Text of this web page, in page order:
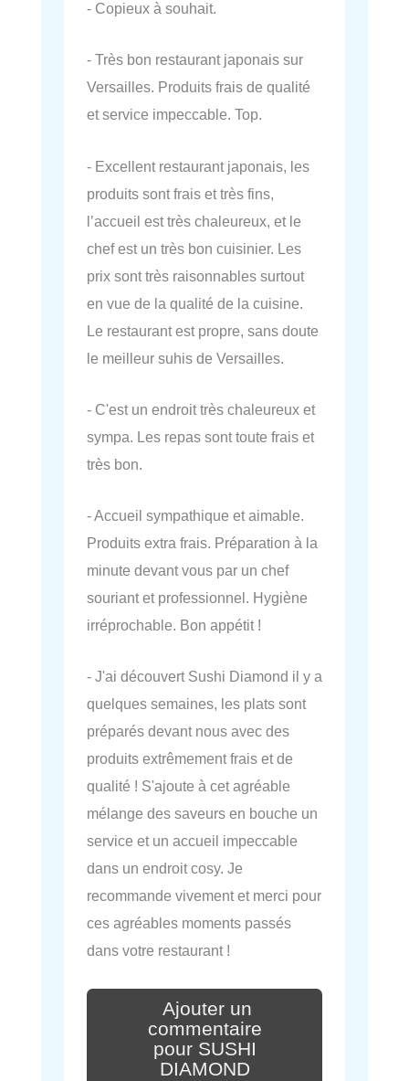
- Copieux à souhait.
- Très bon restaurant japonais sur
Versailles. Produits frais de qualité
et service impeccable. Top.
- Excellent restaurant japonais, les
produits sont frais et très fins,
l’accueil est très chaleureux, et le
chef est un très bon cuisinier. Les
prix sont très raisonnables surtout
en vue de la qualité de la cuisine.
Le restaurant est propre, sans doute
le meilleur suhis de Versailles.
- C'est un endroit très chaleureux et
sympa. Les repas sont toute frais et
très bon.
- Accueil sympathique et aimable.
Produits extra frais. Préparation à la
minute devant vous par un chef
souriant et professionnel. Hygiène
irréprochable. Bon appétit !
- J'ai découvert Sushi Diamond il y a
quelques semaines, les plats sont
préparés devant nous avec des
produits extrêmement frais et de
qualité ! S'ajoute à cet agréable
mélange des saveurs en bouche un
service et un accueil impeccable
dans un endroit cosy. Je
recommande vivement et merci pour
ces agréables moments passés
dans votre restaurant !
Ajouter un
commentaire
pour SUSHI
DIAMOND